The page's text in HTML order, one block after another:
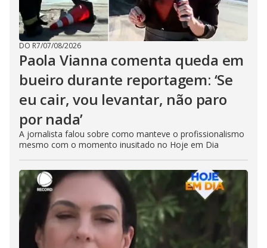
DO R7/07/08/2026
Paola Vianna comenta queda em
bueiro durante reportagem: ‘Se
eu cair, vou levantar, não paro
por nada’
A jornalista falou sobre como manteve o profissionalismo
mesmo com o momento inusitado no Hoje em Dia